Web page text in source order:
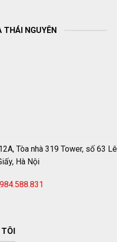
THÁI NGUYÊN
Tòa nhà 319 Tower, số 63 Lê
Hà Nội
TÔI